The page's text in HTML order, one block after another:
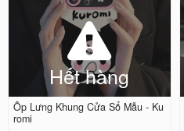
Hết hàng
Ốp Lưng Khung Cửa Sổ Mẫu - Ku
romi